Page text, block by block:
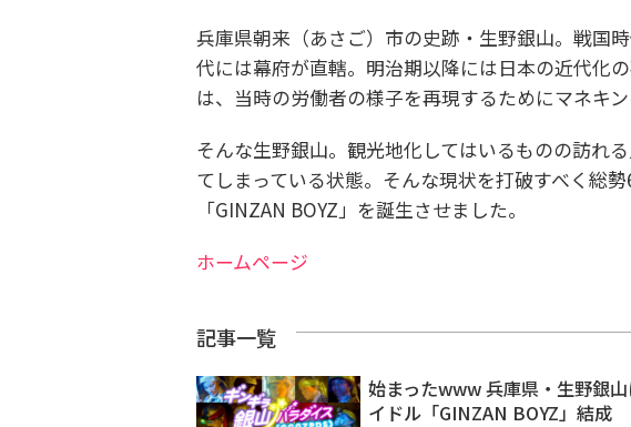
兵庫県朝来（あさご）市の史跡・生野銀山。戦国
代には幕府が直轄。明治期以降には日本の近代化
は、当時の労働者の様子を再現するためにマネキ
そんな生野銀山。観光地化してはいるものの訪れ
てしまっている状態。そんな現状を打破すべく総
「GINZAN BOYZ」を誕生させました。
ホームページ
記事一覧
始まったwww 兵庫県・生野銀
イドル「GINZAN BOYZ」結成